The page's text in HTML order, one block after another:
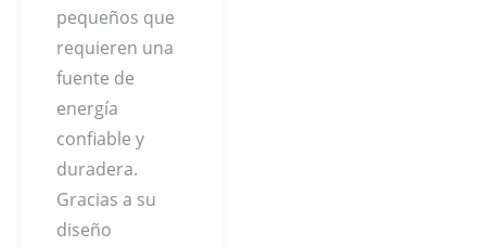
pequeños que
requieren una
fuente de
energía
confiable y
duradera.
Gracias a su
diseño